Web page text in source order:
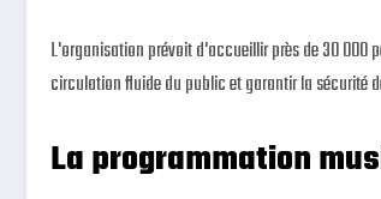
L'organisation prévoit d'accueillir près de 30 000
circulation fluide du public et garantir la sécurité
La programmation